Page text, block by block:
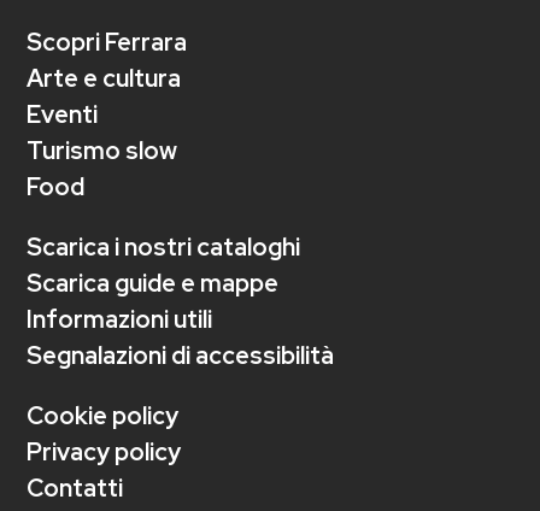
Scopri Ferrara
Arte e cultura
Eventi
Turismo slow
Food
Scarica i nostri cataloghi
Scarica guide e mappe
Informazioni utili
Segnalazioni di accessibilità
Cookie policy
Privacy policy
Contatti